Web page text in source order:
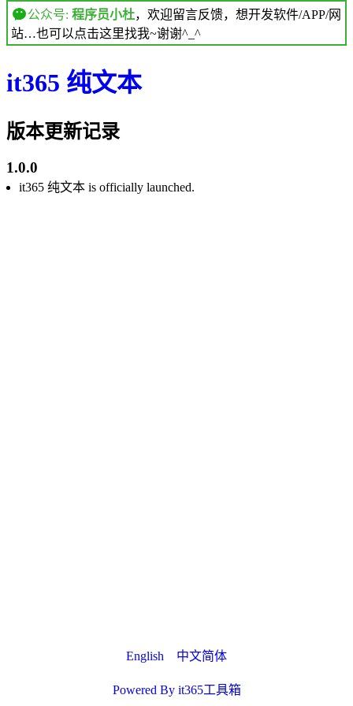
公众号: 程序员小杜，欢迎留言反馈，想开发软件/APP/网
站…也可以点击这里找我~谢谢^_^
it365 纯文本
版本更新记录
1.0.0
it365 纯文本 is officially launched.
English 中文简体
Powered By it365工具箱